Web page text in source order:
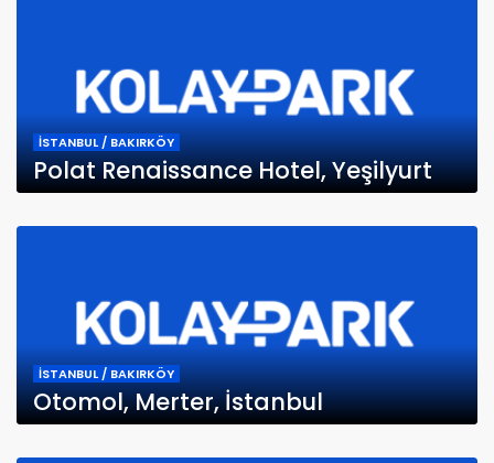
İSTANBUL / BAKIRKÖY
Polat Renaissance Hotel, Yeşilyurt
İSTANBUL / BAKIRKÖY
Otomol, Merter, İstanbul